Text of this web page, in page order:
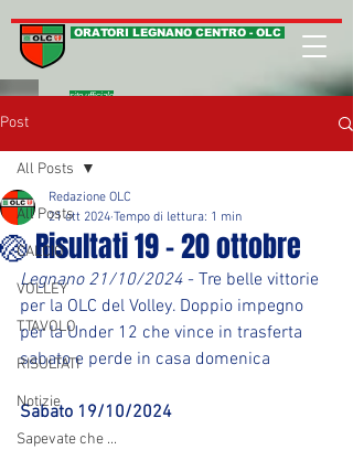
ORATORI LEGNANO CENTRO - OLC
sito ufficiale
Post
All Posts
CALCIO
VOLLEY
T.TAVOLO
RISULTATI
Notizie
Sapevate che ...
All Posts
🏐 Risultati 19 - 20 ottobre
Redazione OLC
21 ott 2024 Tempo di lettura: 1 min
Legnano 21/10/2024 - Tre belle vittorie
per la OLC del Volley. Doppio impegno
per la Under 12 che vince in trasferta
sabato e perde in casa domenica
Sabato 19/10/2024